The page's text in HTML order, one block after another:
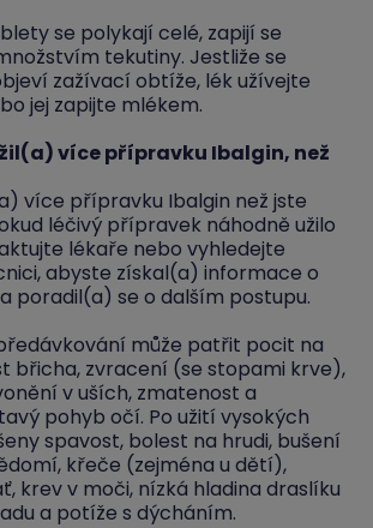
se polykají celé, zapijí se
tekutiny. Jestliže se
zažívací obtíže, lék užívejte
jej zapijte mlékem.
více přípravku Ibalgin, než
více přípravku Ibalgin než jste
léčivý přípravek náhodně užilo
lékaře nebo vyhledejte
abyste získal(a) informace o
poradil(a) se o dalším postupu.
může patřit pocit na
břicha, zvracení (se stopami krve),
v uších, zmatenost a
pohyb očí. Po užití vysokých
spavost, bolest na hrudi, bušení
křeče (zejména u dětí),
krev v moči, nízká hladina draslíku
a potíže s dýcháním.